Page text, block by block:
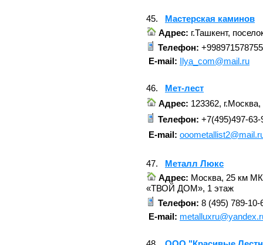
45. Мастерская каминов
Адрес: г.Ташкент,
Телефон: +998971578755
E-mail: Ilya_com@mail.ru
46. Мет-лест
Адрес: 123362,
Телефон: +7(495)497-63-
E-mail:
47. Металл Люкс
Адрес: Москва, 25 км
«ТВОЙ ДОМ», 1 этаж
Телефон: 8 (495) 789-10-
E-mail: